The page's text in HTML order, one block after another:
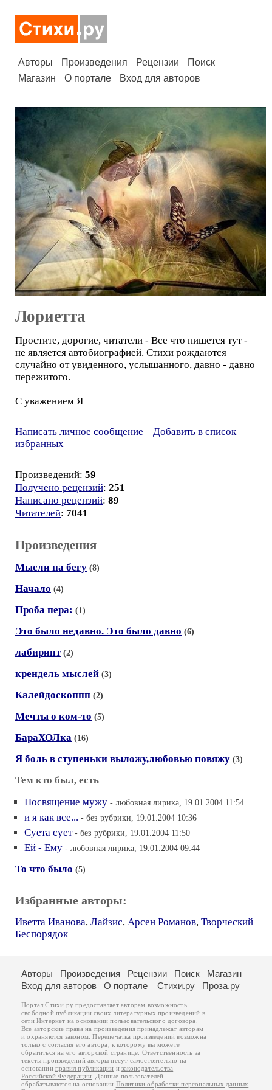
Авторы Произведения Рецензии
Поиск
Магазин
О портале Вход для авторов
Лориетта
Простите, дорогие, читатели - Все что пишется тут -
не является автобиографией. Стихи рождаются
случайно от увиденного, услышанного, давно - давно
пережитого.
С уважением Я
Написать личное сообщение
Добавить в список
избранных
Произведений: 59
Получено рецензий: 251
Написано рецензий: 89
Читателей: 7041
Произведения
Мысли на бегу (8)
Начало (4)
Проба пера: (1)
Это было недавно. Это было давно (6)
лабиринт (2)
крендель мыслей (3)
Калейдоскоппп (2)
Мечты о ком-то (5)
БараХОЛка (16)
Я боль в ступеньки выложу,любовью повяжу (3)
Тем кто был, есть
Посвящение мужу - любовная лирика, 19.01.2004 11:54
и я как все... - без рубрики, 19.01.2004 10:36
Суета сует - без рубрики, 19.01.2004 11:50
Ей - Ему - любовная лирика, 19.01.2004 09:44
То что было (5)
Избранные авторы:
Иветта Иванова, Лайзис, Арсен Романов, Творческий
Беспорядок
Авторы Произведения Рецензии Поиск
Магазин
Вход для авторов
О портале Стихи.ру Проза.ру
Портал Стихи.ру предоставляет авторам возможность
свободной публикации своих литературных произведений в
сети Интернет на основаниипользовательского договора
Все авторские права на произведения принадлежат авторам
и охраняются законом . Перепечатка произведений возможна
только с согласия его автора, к которому вы можете
обратиться на его авторской странице. Ответственность за
тексты произведений авторы несут самостоятельно на
основанииправил публикации изаконодательства
Российской Федерации . Данные пользователей
обрабатываются на основании Политики обработки персональных данных